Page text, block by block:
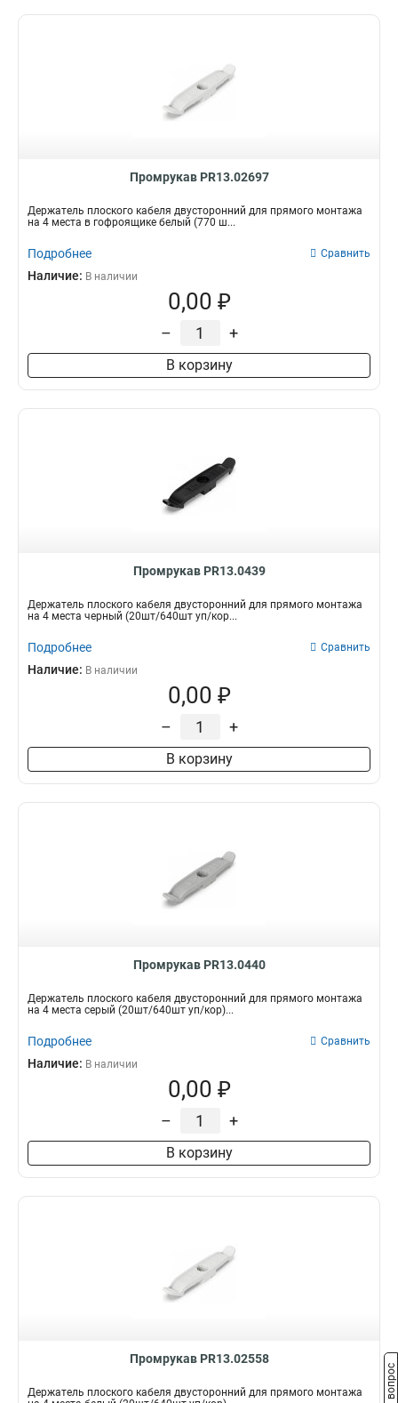
Промрукав PR13.02697
Держатель плоского кабеля двусторонний для прямого монтажа
на 4 места в гофроящике белый (770 ш...
Подробнее Сравнить
Наличие: В наличии
0,00 ₽
– +
В корзину
Промрукав PR13.0439
Держатель плоского кабеля двусторонний для прямого монтажа
на 4 места черный (20шт/640шт уп/кор...
Подробнее Сравнить
Наличие: В наличии
0,00 ₽
– +
В корзину
Промрукав PR13.0440
Держатель плоского кабеля двусторонний для прямого монтажа
на 4 места серый (20шт/640шт уп/кор)...
Подробнее Сравнить
Наличие: В наличии
0,00 ₽
– +
В корзину
Промрукав PR13.02558
Держатель плоского кабеля двусторонний для прямого монтажа